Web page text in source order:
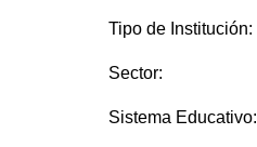
Tipo de Institución:
Sector:
Sistema Educativo: